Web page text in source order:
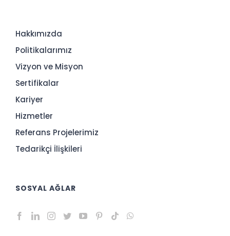
Hakkımızda
Politikalarımız
Vizyon ve Misyon
Sertifikalar
Kariyer
Hizmetler
Referans Projelerimiz
Tedarikçi İlişkileri
SOSYAL AĞLAR